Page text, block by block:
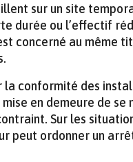
sur un site
durée ou l’effectif
concerné au même
la conformité des
en demeure de se
Sur les
peut ordonner un